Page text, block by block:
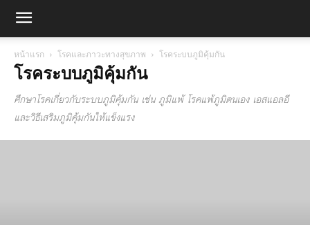
หน้าแรก โรคและภาวะทางสุขภาพ โรคระบบภูมิคุ้มกัน
โรคระบบภูมิคุ้มกัน
ศึกษาโรคเกี่ยวกับระบบภูมิคุ้มกัน เช่น ภูมิแพ้ โรคแพ้ภูมิตนเอง เอสแอลอี
และวิธีเสริมภูมิคุ้มกันให้แข็งแรง